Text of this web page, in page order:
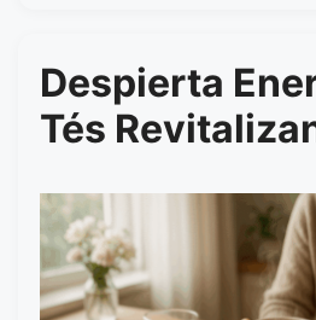
Despierta
Tés